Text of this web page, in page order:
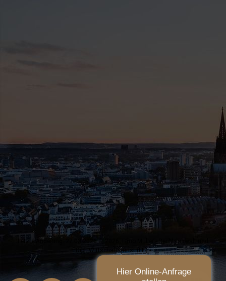
Letzte Änderung: 27.03.2026 © 2026 Timo Müller - Rechtsanwalt und
Dipl. Wirtschaftsjurist (FH) -
Hier Online-Anfrage